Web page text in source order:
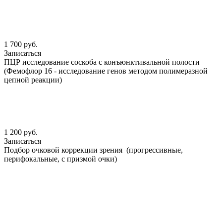
1 700 руб.
Записаться
ПЦР исследование соскоба с конъюнктивальной полости
(Фемофлор 16 - исследование генов методом полимеразной
цепной реакции)
1 200 руб.
Записаться
Подбор очковой коррекции зрения (прогрессивные,
перифокальные, с призмой очки)